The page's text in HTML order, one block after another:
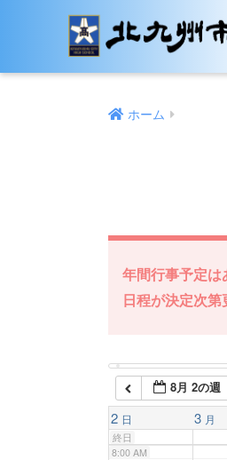
ホーム
年間行事予定は
日程が決定次第
8月 2の週
2 日 3 月
終日
12:00 AM
1:00 AM
4:00 AM
5:00 AM
7:00 AM
8:00 AM